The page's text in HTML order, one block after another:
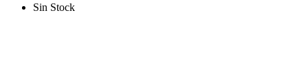
Sin Stock